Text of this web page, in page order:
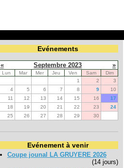
Evénements
« Septembre 2023 »
Lun Mar Mer Jeu Ven Sam
Dim
1
2
3
4
5 6 7 8 9
10
11
12 13 14 15 16
17
18
19 20 21 22 23
24
25
26 27 28 29 30
Evénement à venir
Coupe jounal LA GRUYERE 2026
(14 jours)